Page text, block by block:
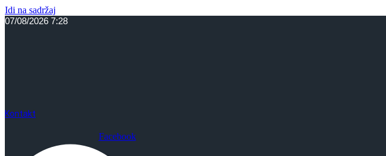
Idi na sadržaj
07/08/2026 7:28
Kontakt
Facebook